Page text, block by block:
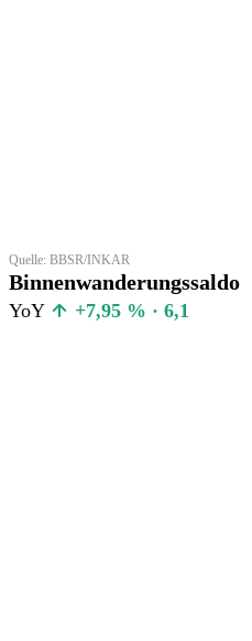
Quelle: BBSR/INKAR
Binnenwanderungssaldo
YoY +7,95 % · 6,1